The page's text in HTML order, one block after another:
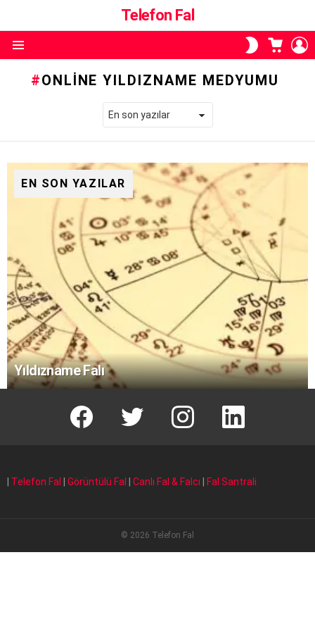
Telefon Fal
SKIN
ANAHTARI
SEPETI
ONLINE YILDIZNAME MEDYUMU
EN SON YAZILAR
Yıldızname Falı
facebook T instagram Linkedin Fal
Telefon Fal Görüntülü Fal Canlı Fal & Falcı Fal Santrali
© 2026 Telefon Fal